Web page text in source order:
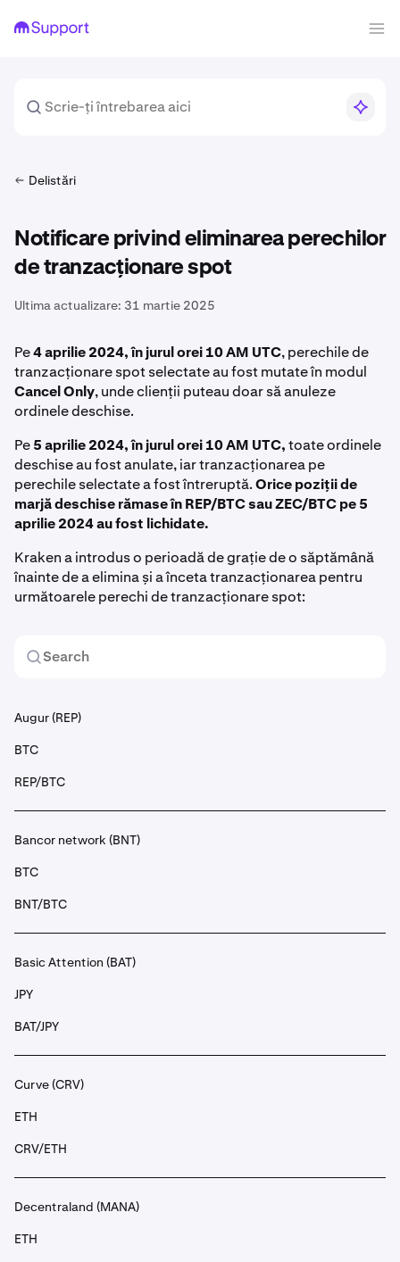
Delistări
Notificare privind eliminarea perechilor
de tranzacționare spot
Ultima actualizare: 31 martie 2025
Pe4 aprilie 2024, în jurul orei 10 AM UTC, perechile de
tranzacționare spot selectate au fost mutate în modul
Cancel Only, unde clienții puteau doar să anuleze
ordinele deschise.
Pe5 aprilie 2024, în jurul orei 10 AM UTC,toate ordinele
deschise au fost anulate, iar tranzacționarea pe
perechile selectate a fost întreruptă.Orice poziții de
marjă deschise rămase în REP/BTC sau ZEC/BTC pe 5
aprilie 2024 au fost lichidate.
Kraken a introdus o perioadă de grație de o săptămână
înainte de a elimina și a înceta tranzacționarea pentru
următoarele perechi de tranzacționare spot:
Augur (REP)
BTC
REP/BTC
Bancor network (BNT)
BTC
BNT/BTC
Basic Attention (BAT)
JPY
BAT/JPY
Curve (CRV)
ETH
CRV/ETH
Decentraland (MANA)
ETH